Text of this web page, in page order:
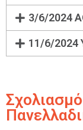
3/6/2024
11/6/2024